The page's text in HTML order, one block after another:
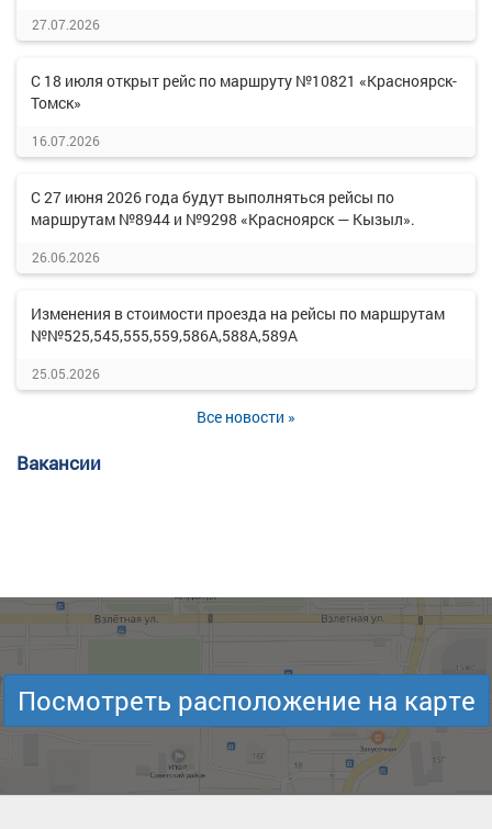
27.07.2026
С 18 июля открыт рейс по маршруту №10821 «Красноярск-
Томск»
16.07.2026
С 27 июня 2026 года будут выполняться рейсы по
маршрутам №8944 и №9298 «Красноярск — Кызыл».
26.06.2026
Изменения в стоимости проезда на рейсы по маршрутам
№№525,545,555,559,586А,588А,589А
25.05.2026
Все новости »
Вакансии
Посмотреть расположение на карте